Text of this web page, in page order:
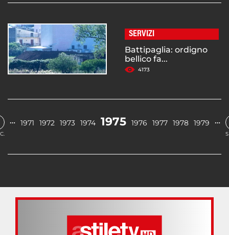
SERVIZI
Battipaglia: ordigno
bellico fa...
4173
… 1971 1972 1973 1974 1975 1976 1977 1978 1979 …